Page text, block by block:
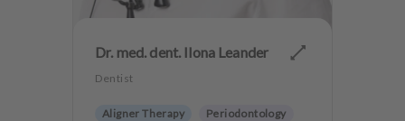
Dr. med. dent. Ilona Leander
Dentist
Aligner Therapy
Periodontology